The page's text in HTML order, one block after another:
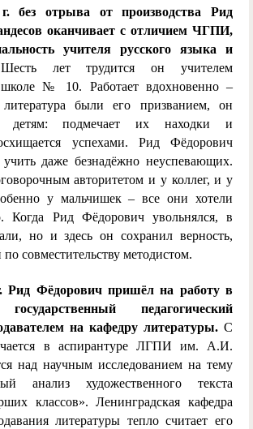
без отрыва от производства Рид
оканчивает с отличием ЧГПИ,
учителя русского языка и
Шесть лет трудится он учителем
школе № 10. Работает вдохновенно –
были его призванием, он
детям: подмечает их находки и
успехами. Рид Фёдорович
даже безнадёжно неуспевающих.
авторитетом и у коллег, и у
у мальчишек – все они хотели
Когда Рид Фёдорович увольнялся, в
но и здесь он сохранил верность,
совместительству методистом.
Рид Фёдорович пришёл на работу в
педагогический
на кафедру литературы. С
в аспирантуре ЛГПИ им. А.И.
над научным исследованием на тему
анализ художественного текста
классов». Ленинградская кафедра
литературы тепло считает его